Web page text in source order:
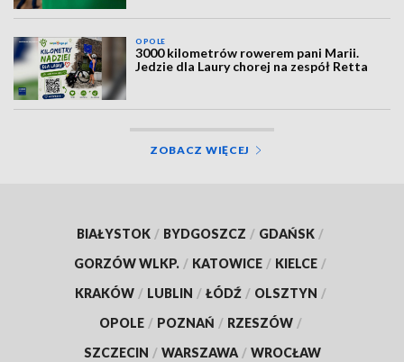
OPOLE
3000 kilometrów rowerem pani Marii.
Jedzie dla Laury chorej na zespół Retta
ZOBACZ WIĘCEJ
BIAŁYSTOK / BYDGOSZCZ / GDAŃSK /
GORZÓW WLKP. / KATOWICE / KIELCE /
KRAKÓW / LUBLIN / ŁÓDŹ / OLSZTYN /
OPOLE / POZNAŃ / RZESZÓW /
SZCZECIN / WARSZAWA / WROCŁAW